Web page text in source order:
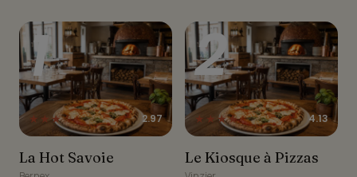
La Hot Savoie
1
★★★☆☆ 2.97
La Hot Savoie Le Kiosque à Pizzas
2
★★★★☆ 4.13
Le Kiosque à Pizzas